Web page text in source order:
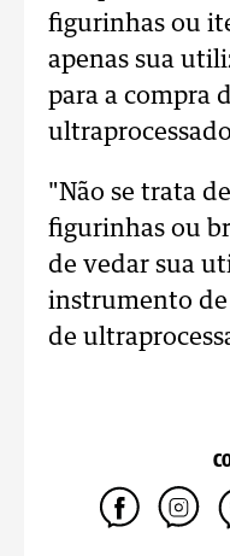
figurinhas ou
apenas sua
para a compra
"Não se trata
figurinhas ou
de vedar sua
instrumento
de